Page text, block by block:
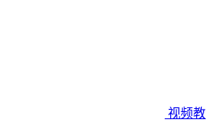
视频教